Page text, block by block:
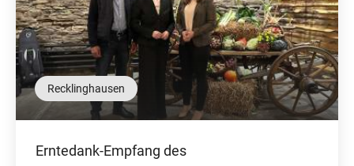
Recklinghausen
Erntedank-Empfang des